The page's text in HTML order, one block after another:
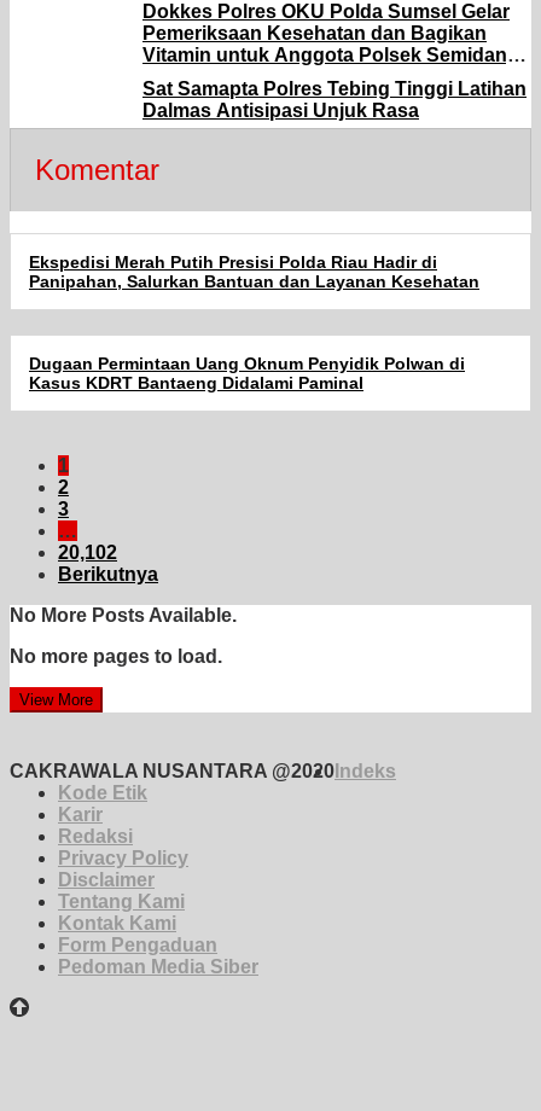
Dokkes Polres OKU Polda Sumsel Gelar
Pemeriksaan Kesehatan dan Bagikan
Vitamin untuk Anggota Polsek Semidang
Aji
Sat Samapta Polres Tebing Tinggi Latihan
Dalmas Antisipasi Unjuk Rasa
Komentar
Ekspedisi Merah Putih Presisi Polda Riau Hadir di
Panipahan, Salurkan Bantuan dan Layanan Kesehatan
Dugaan Permintaan Uang Oknum Penyidik Polwan di
Kasus KDRT Bantaeng Didalami Paminal
1
2
3
…
20,102
Berikutnya
No More Posts Available.
No more pages to load.
View More
CAKRAWALA NUSANTARA @2020 Indeks
Kode Etik
Karir
Redaksi
Privacy Policy
Disclaimer
Tentang Kami
Kontak Kami
Form Pengaduan
Pedoman Media Siber